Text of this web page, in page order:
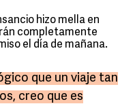
hizo mella en
completamente
el día de mañana.
que un viaje tan
creo que es